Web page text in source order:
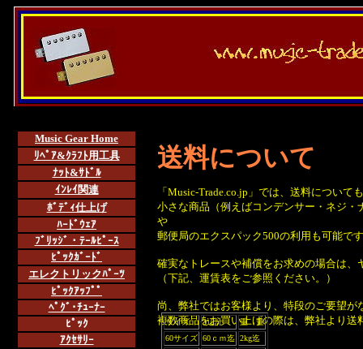
送料について
「Music-Trade.co.jp」では、送料につい
小さな商品（例えばコンデンサー・ネジ
や
郵便局のエクスパック500の利用も可能で
確実なトレースや補償をお求めの場合は
（下記、運賃表をご参照ください。）
尚、弊社ではお客様より、特段のご要望
複数商品をお買い上げの際は、弊社より
サイズ 3辺計
重 量
60サイズ 60ｃｍ迄 2kg迄
Music Gear Home
ﾘﾍﾟｱ&ｸﾗﾌﾄ用工具
ﾅｯﾄ&ｻﾄﾞﾙ
ｲﾝﾚｲ関連
ﾎﾞﾃﾞｨ仕上げ
ﾊｰﾄﾞｳｪｱ
ﾌﾞﾘｯｼﾞ・ﾃｰﾙﾋﾟｰｽ
ﾋﾟｯｸｶﾞｰﾄﾞ
エレクトリックﾊﾟｰﾂ
ﾋﾟｯｸｱｯﾌﾟ ﾟ
ﾍﾟｸﾞ･ﾁｭｰﾅｰ
ﾋﾟｯｸ
ｱｸｾｻﾘｰ